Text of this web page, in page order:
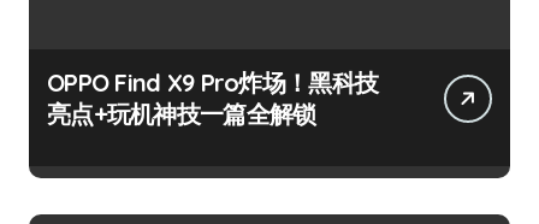
OPPO Find X9 Pro炸场！黑科技
亮点+玩机神技一篇全解锁